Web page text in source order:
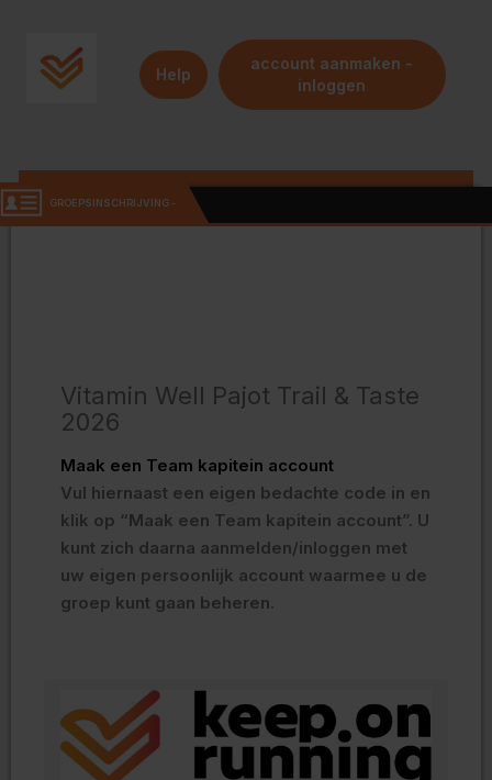
Help
account aanmaken -
inloggen
Vitamin Well Pajot Trail & Taste
101 TICKETS BESCHIKBAAR
Email
Geef hier jouw eigen email adres in ook al ga je iemand
anders inschrijven en druk op de knop bevestig Email
Je kan jezelf en/of andere mensen inschrijven en
iedereen in 1 keer betalen
GROEPSINSCHRIJVING -
Vitamin Well Pajot Trail & Taste
2026
Maak een Team kapitein account
Vul hiernaast een eigen bedachte code in en
klik op “Maak een Team kapitein account”. U
kunt zich daarna aanmelden/inloggen met
uw eigen persoonlijk account waarmee u de
groep kunt gaan beheren.